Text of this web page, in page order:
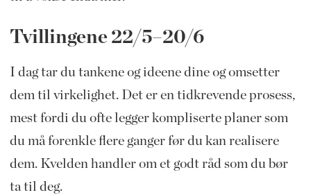
Tvillingene 22/5–20/6
I dag tar du tankene og ideene dine og omsetter
dem til virkelighet. Det er en tidkrevende prosess,
mest fordi du ofte legger kompliserte planer som
du må forenkle flere ganger før du kan realisere
dem. Kvelden handler om et godt råd som du bør
ta til deg.